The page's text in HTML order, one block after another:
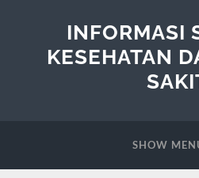
INFORMASI
KESEHATAN
SHOW